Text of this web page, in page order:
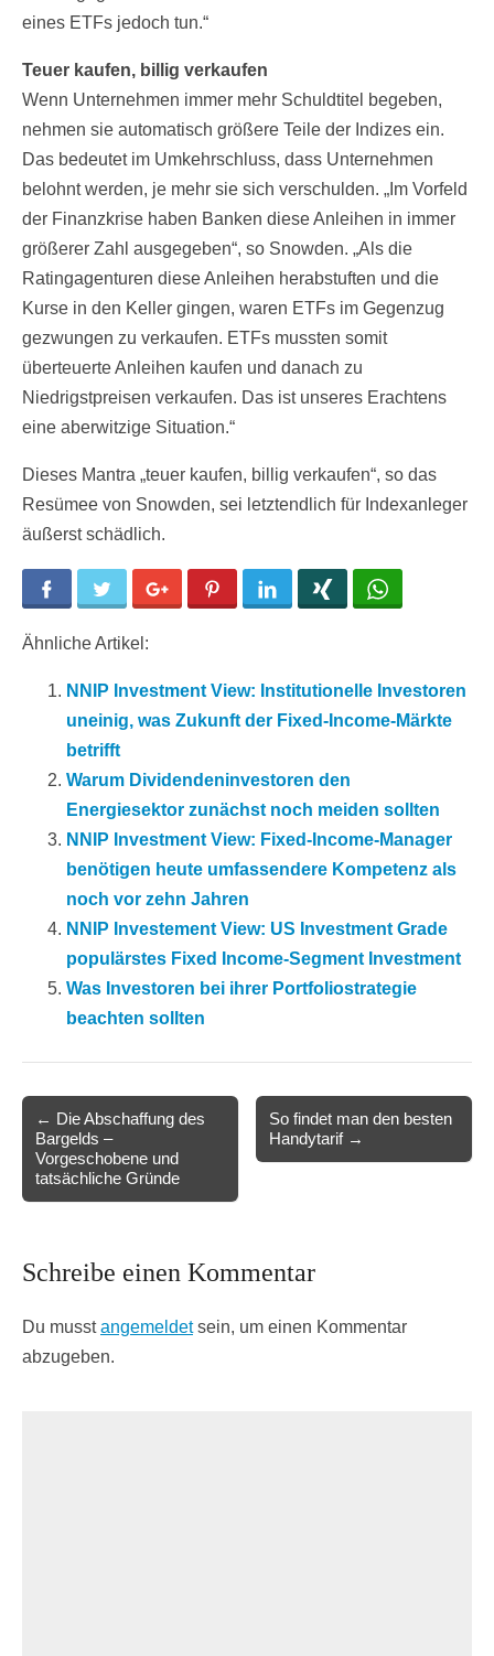
eines ETFs jedoch tun.“
Teuer kaufen, billig verkaufen
Wenn Unternehmen immer mehr Schuldtitel begeben,
nehmen sie automatisch größere Teile der Indizes ein.
Das bedeutet im Umkehrschluss, dass Unternehmen
belohnt werden, je mehr sie sich verschulden. „Im Vorfeld
der Finanzkrise haben Banken diese Anleihen in immer
größerer Zahl ausgegeben“, so Snowden. „Als die
Ratingagenturen diese Anleihen herabstuften und die
Kurse in den Keller gingen, waren ETFs im Gegenzug
gezwungen zu verkaufen. ETFs mussten somit
überteuerte Anleihen kaufen und danach zu
Niedrigstpreisen verkaufen. Das ist unseres Erachtens
eine aberwitzige Situation.“
Dieses Mantra „teuer kaufen, billig verkaufen“, so das
Resümee von Snowden, sei letztendlich für Indexanleger
äußerst schädlich.
Facebook Twitter Google+ Pinterest LinkedIn
Ähnliche Artikel:
NNIP Investment View: Institutionelle Investoren
uneinig, was Zukunft der Fixed-Income-Märkte
betrifft
Warum Dividendeninvestoren den
Energiesektor zunächst noch meiden sollten
NNIP Investment View: Fixed-Income-Manager
benötigen heute umfassendere Kompetenz als
noch vor zehn Jahren
NNIP Investement View: US Investment Grade
populärstes Fixed Income-Segment Investment
Was Investoren bei ihrer Portfoliostrategie
beachten sollten
navigation
← Die Abschaffung des
Bargelds –
Vorgeschobene und
tatsächliche Gründe
So findet man den besten
Handytarif →
Schreibe einen Kommentar
Du musstangemeldetsein, um einen Kommentar
abzugeben.